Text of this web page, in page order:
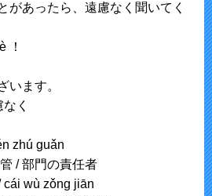
があったら、遠慮なく聞いてく
！
います。
く
zhú ɡuǎn
/ 部門の責任者
cái wù zǒnɡ jiān